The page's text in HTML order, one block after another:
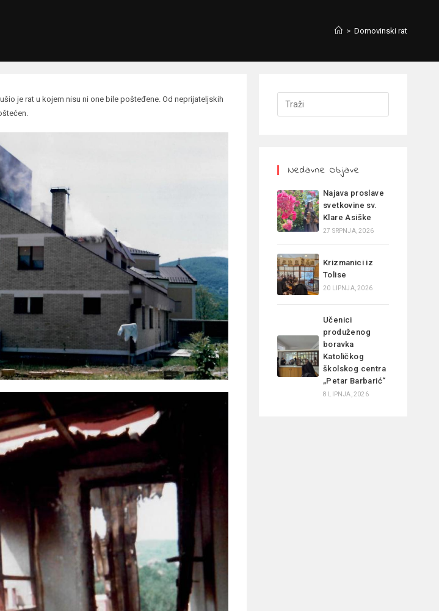
> Domovinski rat
je rat u kojem nisu ni one bile pošteđene. Od neprijateljskih
Nedavne Objave
Najava proslave
svetkovine sv.
Klare Asiške
27 SRPNJA, 2026
Krizmanici iz
Tolise
20 LIPNJA, 2026
Učenici
produženog
boravka
Katoličkog
školskog centra
„Petar Barbarić“
8 LIPNJA, 2026